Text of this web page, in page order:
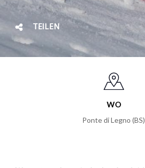
TEILEN
WO
Ponte di Legno (BS)